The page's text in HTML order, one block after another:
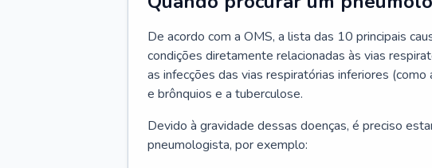
De acordo com a OMS, a lista das 10 principais
condições diretamente relacionadas às vias
as infecções das vias respiratórias inferiores
e brônquios e a tuberculose.
Devido à gravidade dessas doenças, é preciso
pneumologista, por exemplo: